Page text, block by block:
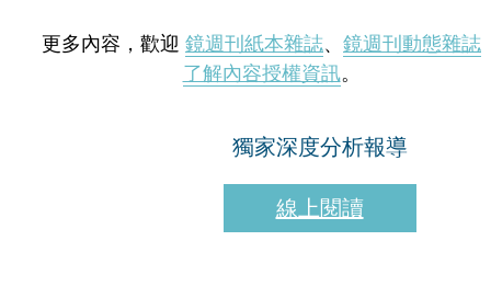
更多內容，歡迎 鏡週刊紙本雜誌、 鏡週刊動態雜誌
了解內容授權資訊。
獨家深度分析報導
線上閱讀